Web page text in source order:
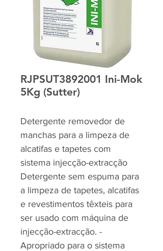
RJPSUT3892001 Ini-Mok
5Kg (Sutter)
Detergente removedor de
manchas para a limpeza de
alcatifas e tapetes com
sistema injecção-extracção
Detergente sem espuma para
a limpeza de tapetes, alcatifas
e revestimentos têxteis para
ser usado com máquina de
injecção-extracção. -
Apropriado para o sistema